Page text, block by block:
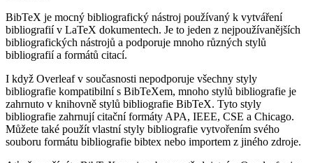
BibTeX je mocný bibliografický nástroj používaný k vytváření
bibliografií v LaTeX dokumentech. Je to jeden z nejpoužívanějších
bibliografických nástrojů a podporuje mnoho různých stylů
bibliografií a formátů citací.
I když Overleaf v současnosti nepodporuje všechny styly
bibliografie kompatibilní s BibTeXem, mnoho stylů bibliografie je
zahrnuto v knihovně stylů bibliografie BibTeX. Tyto styly
bibliografie zahrnují citační formáty APA, IEEE, CSE a Chicago.
Můžete také použít vlastní styly bibliografie vytvořením svého
souboru formátu bibliografie bibtex nebo importem z jiného zdroje.